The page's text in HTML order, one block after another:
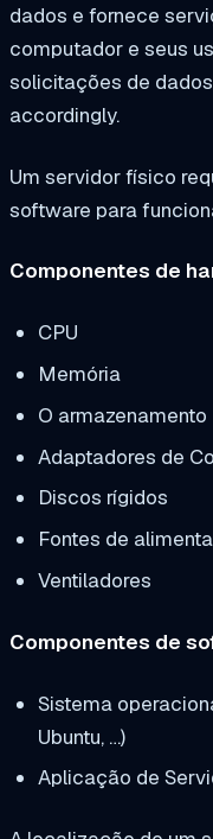
dados e fornece
computador e seus
solicitações de
accordingly.
Um servidor físico
software para
Componentes de
CPU
Memória
O armazenamento
Adaptadores de
Discos rígidos
Fontes de
Ventiladores
Componentes de
Sistema
Ubuntu, …)
Aplicação de